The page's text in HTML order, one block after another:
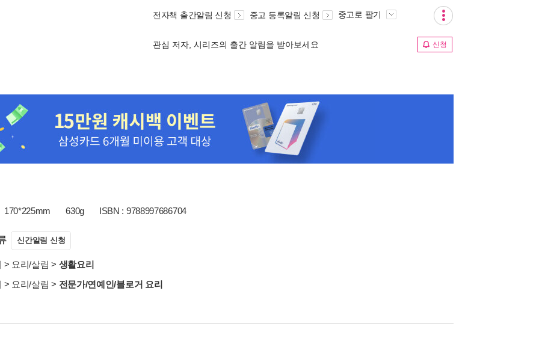
전자책 출간알림 신청 중고 등록알림 신청 중고로 팔기
관심 저자, 시리즈의 출간 알림을 받아보세요 신청
170*225mm 630g ISBN : 9788997686704
신간알림 신청
> 요리/살림 > 생활요리
> 요리/살림 > 전문가/연예인/블로거 요리